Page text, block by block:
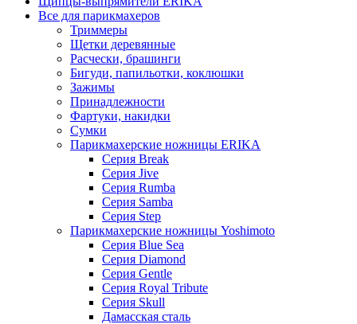
Все для парикмахеров
Триммеры
Щетки деревянные
Расчески, брашинги
Бигуди, папильотки, коклюшки
Зажимы
Принадлежности
Фартуки, накидки
Сумки
Парикмахерские ножницы ERIKA
Серия Break
Серия Jive
Серия Rumba
Серия Samba
Серия Step
Парикмахерские ножницы Yoshimoto
Серия Blue Sea
Серия Diamond
Серия Gentle
Серия Royal Tribute
Серия Skull
Дамасская сталь